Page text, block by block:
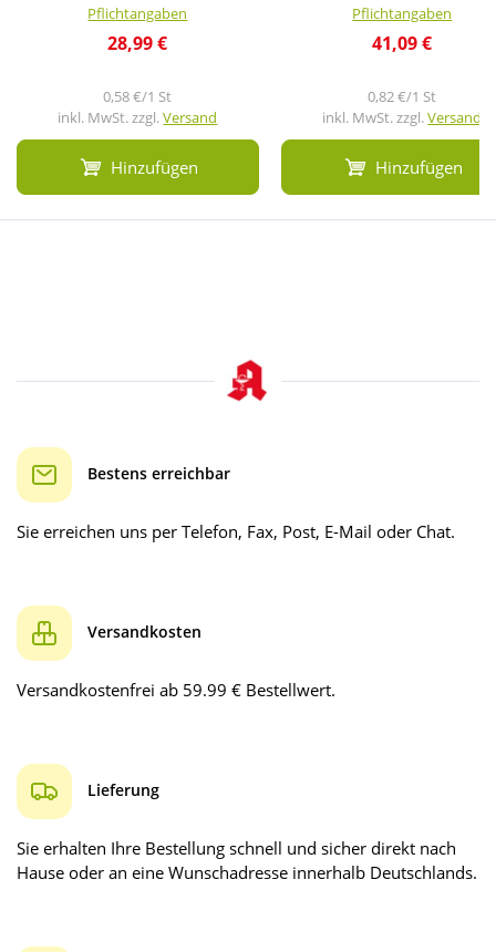
Pflichtangaben
28,99 €
0,58 €/1 St
inkl. MwSt. zzgl.Versand
Hinzufügen
Pflichtangaben
41,09 €
0,82 €/1 St
inkl. MwSt. zzgl.Versand
Hinzufügen
Bestens erreichbar
Sie erreichen uns per Telefon, Fax, Post, E-Mail oder Chat.
Versandkosten
Versandkostenfrei ab 59.99 € Bestellwert.
Lieferung
Sie erhalten Ihre Bestellung schnell und sicher direkt nach
Hause oder an eine Wunschadresse innerhalb Deutschlands.